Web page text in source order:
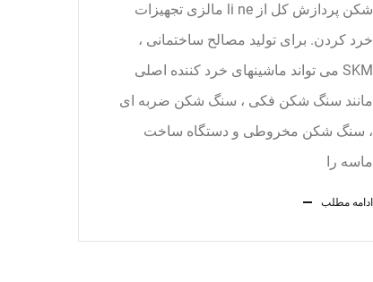
شکن پردازش کل از li ne مالزی تجهیزات
خرد کردن. برای تولید مصالح ساختمانی ،
SKM می تواند ماشینهای خرد کننده اصلی
مانند سنگ شکن فکی ، سنگ شکن ضربه ای
، سنگ شکن مخروطی و دستگاه ساخت
ماسه را
ادامه مطلب